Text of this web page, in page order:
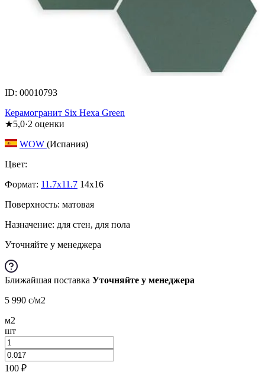
ID: 00010793
Керамогранит Six Hexa Green
★5,0·2 оценки
WOW (Испания)
Цвет:
Формат: 11.7x11.7 14x16
Поверхность: матовая
Назначение: для стен, для пола
Уточняйте у менеджера
Ближайшая поставка Уточняйте у менеджера
5 990 c/м2
м2
шт
100 ₽